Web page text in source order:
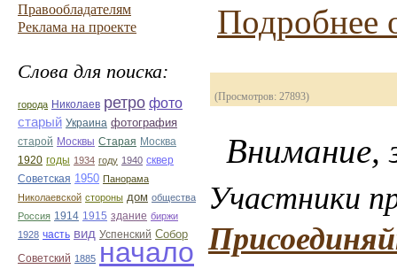
Правообладателям
Реклама на проекте
Слова для поиска:
города Николаев ретро фото
старый Украина фотография
старой Москвы Старая Москва
1920 годы 1934 году 1940 сквер
Советская 1950 Панорама
Николаевской стороны дом общества
Россия 1914 1915 здание биржи
1928 часть вид Успенский Собор
Советский 1885 начало
Подробнее
(Просмотров: 27893)
Внимание,
Участники